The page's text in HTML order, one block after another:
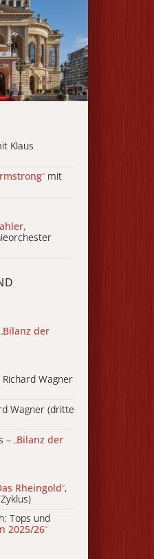
Klaus
“ mit
„Bilanz der
Richard Wagner
Wagner (dritte
– „Bilanz der
Rheingold“,
Tops und
2025/26“